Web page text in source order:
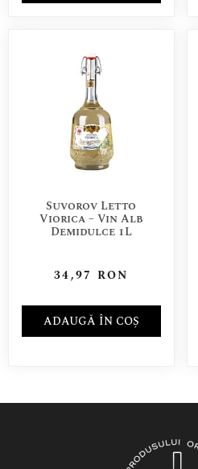
Suvorov Letto
Viorica – Vin Alb
Demidulce 1L
34,97 RON
ADAUGĂ ÎN COȘ